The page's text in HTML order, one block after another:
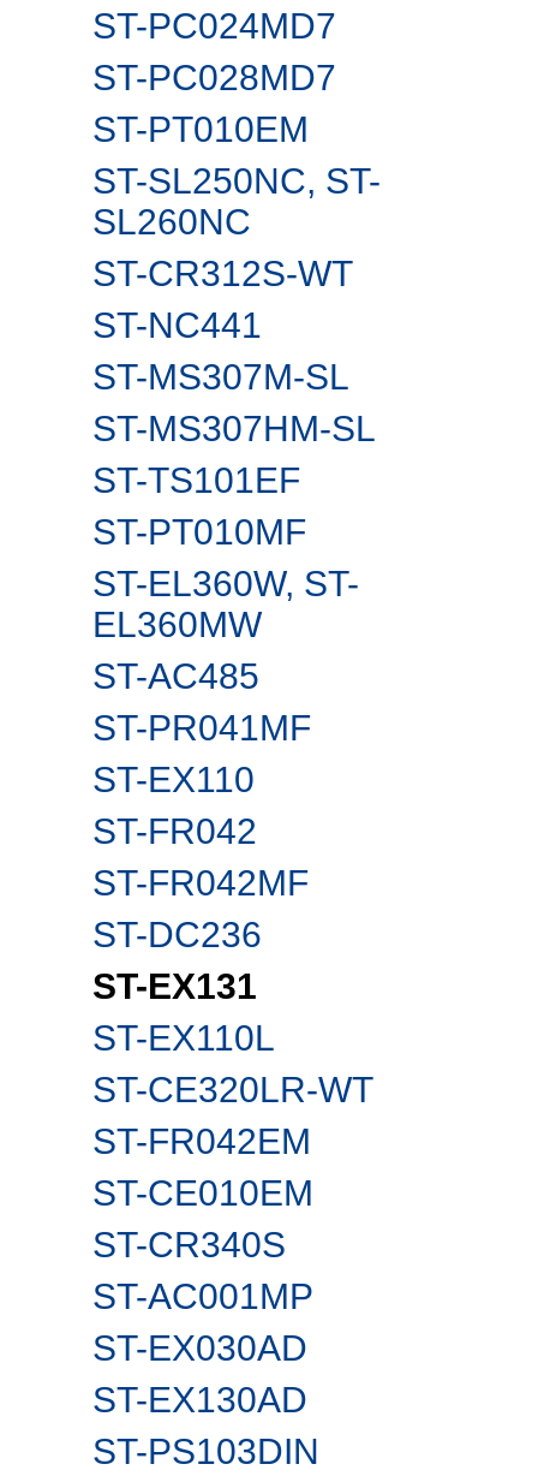
ST-PC024MD7
ST-PC028MD7
ST-PT010EM
ST-SL250NC, ST-
SL260NС
ST-CR312S-WT
ST-NC441
ST-MS307M-SL
ST-MS307HM-SL
ST-TS101EF
ST-PT010MF
ST-EL360W, ST-
EL360MW
ST-AC485
ST-PR041MF
ST-EX110
ST-FR042
ST-FR042MF
ST-DC236
ST-EX131
ST-EX110L
ST-CE320LR-WT
ST-FR042EM
ST-CE010EM
ST-CR340S
ST-AC001MP
ST-EX030AD
ST-EX130AD
ST-PS103DIN